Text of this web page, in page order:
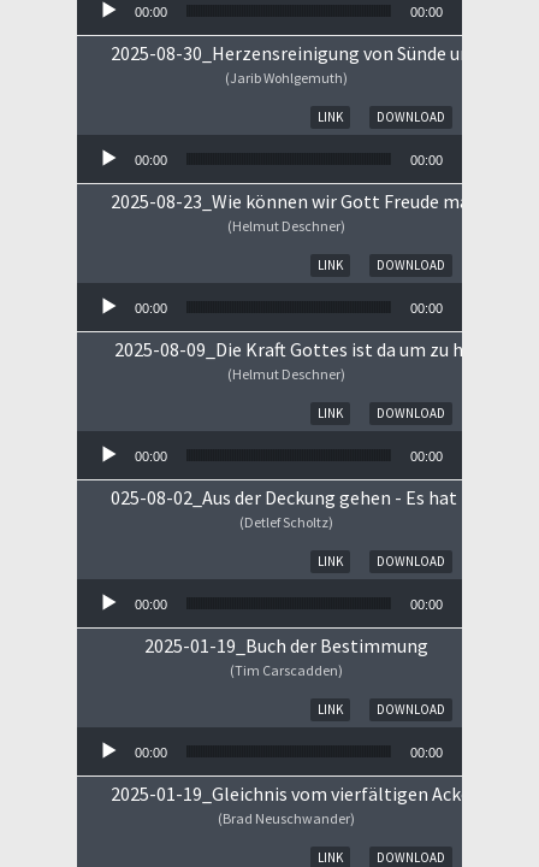
00:00 00:00
2025-08-30_Herzensreinigung von Sünde und Sorge
(Jarib Wohlgemuth)
DOWNLOAD
LINK
00:00 00:00
2025-08-23_Wie können wir Gott Freude machen
(Helmut Deschner)
DOWNLOAD
LINK
00:00 00:00
2025-08-09_Die Kraft Gottes ist da um zu heilen!
(Helmut Deschner)
DOWNLOAD
LINK
00:00 00:00
025-08-02_Aus der Deckung gehen - Es hat
(Detlef Scholtz)
DOWNLOAD
LINK
00:00 00:00
2025-01-19_Buch der Bestimmung
(Tim Carscadden)
DOWNLOAD
LINK
00:00 00:00
2025-01-19_Gleichnis vom vierfältigen Ackerboden
(Brad Neuschwander)
DOWNLOAD
LINK